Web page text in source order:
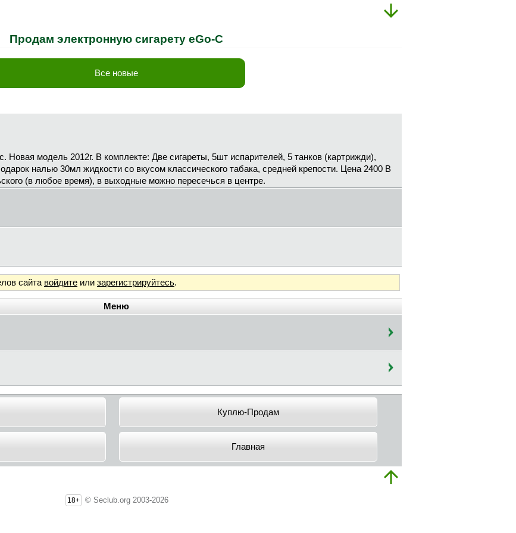
Продам электронную сигарету eGo-C
Все новые
Новая модель 2012г. В комплекте: Две сигареты, 5шт испарителей, 5 танков (картрижди),
налью 30мл жидкости со вкусом классического табака, средней крепости. Цена 2400 В
(в любое время), в выходные можно пересечься в центре.
сайта войдите или зарегистрируйтесь.
Меню
Куплю-Продам
Главная
18+ © Seclub.org 2003-2026